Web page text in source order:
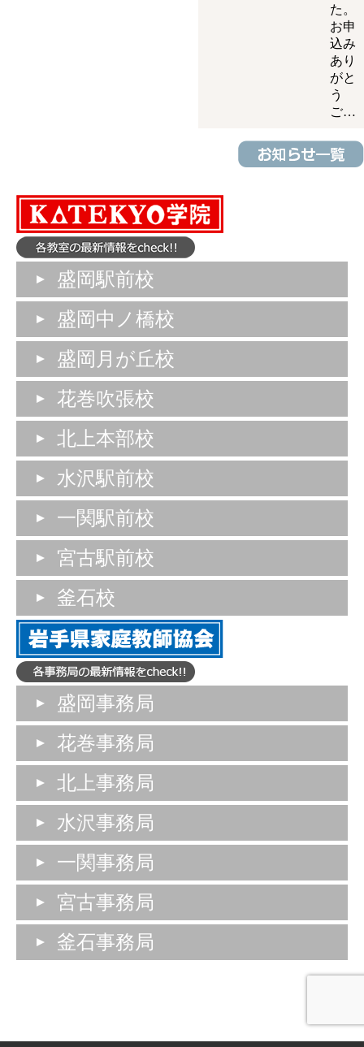
た。
お申
込み
あり
がと
う
ご…
盛岡駅前校
盛岡中ノ橋校
盛岡月が丘校
花巻吹張校
北上本部校
水沢駅前校
一関駅前校
宮古駅前校
釜石校
盛岡事務局
花巻事務局
北上事務局
水沢事務局
一関事務局
宮古事務局
釜石事務局